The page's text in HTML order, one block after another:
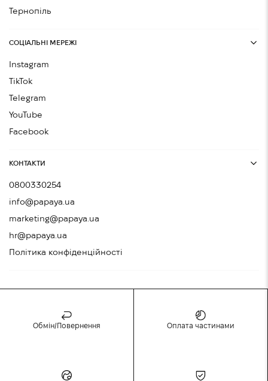
Тернопіль
СОЦІАЛЬНІ МЕРЕЖІ
Instagram
TikTok
Telegram
YouTube
Facebook
КОНТАКТИ
0800330254
info@papaya.ua
marketing@papaya.ua
hr@papaya.ua
Політика конфіденційності
Обмін/Повернення Оплата частинами